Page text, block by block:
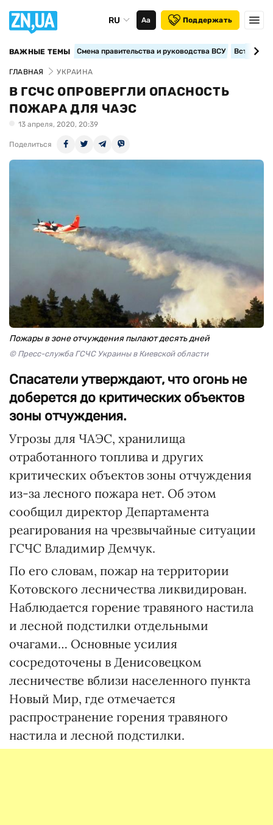
RU Аа Поддержать
ВАЖНЫЕ ТЕМЫ Смена правительства и руководства ВСУ
ГЛАВНАЯ УКРАИНА
В ГСЧС ОПРОВЕРГЛИ ОПАСНОСТЬ
ПОЖАРА ДЛЯ ЧАЭС
13 апреля, 2020, 20:39
Поделиться
Пожары в зоне отчуждения пылают десять дней
© Пресс-служба ГСЧС Украины в Киевской области
Спасатели утверждают, что огонь не
доберется до критических объектов
зоны отчуждения.
Угрозы для ЧАЭС, хранилища
отработанного топлива и других
критических объектов зоны отчуждения
из-за лесного пожара нет. Об этом
сообщил директор Департамента
реагирования на чрезвычайные ситуации
ГСЧС Владимир Демчук.
По его словам, пожар на территории
Котовского лесничества ликвидирован.
Наблюдается горение травяного настила
и лесной подстилки отдельными
очагами… Основные усилия
сосредоточены в Денисовецком
лесничестве вблизи населенного пункта
Новый Мир, где отмечается
распространение горения травяного
настила и лесной подстилки.